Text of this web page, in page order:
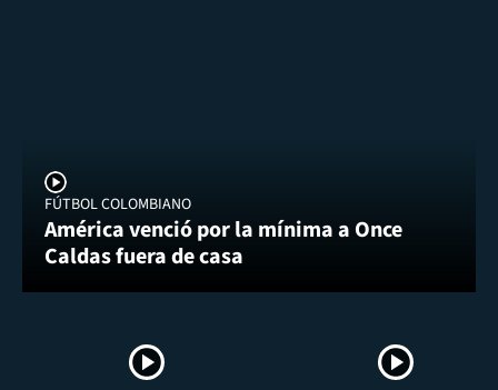
FÚTBOL COLOMBIANO
América venció por la mínima a Once
Caldas fuera de casa